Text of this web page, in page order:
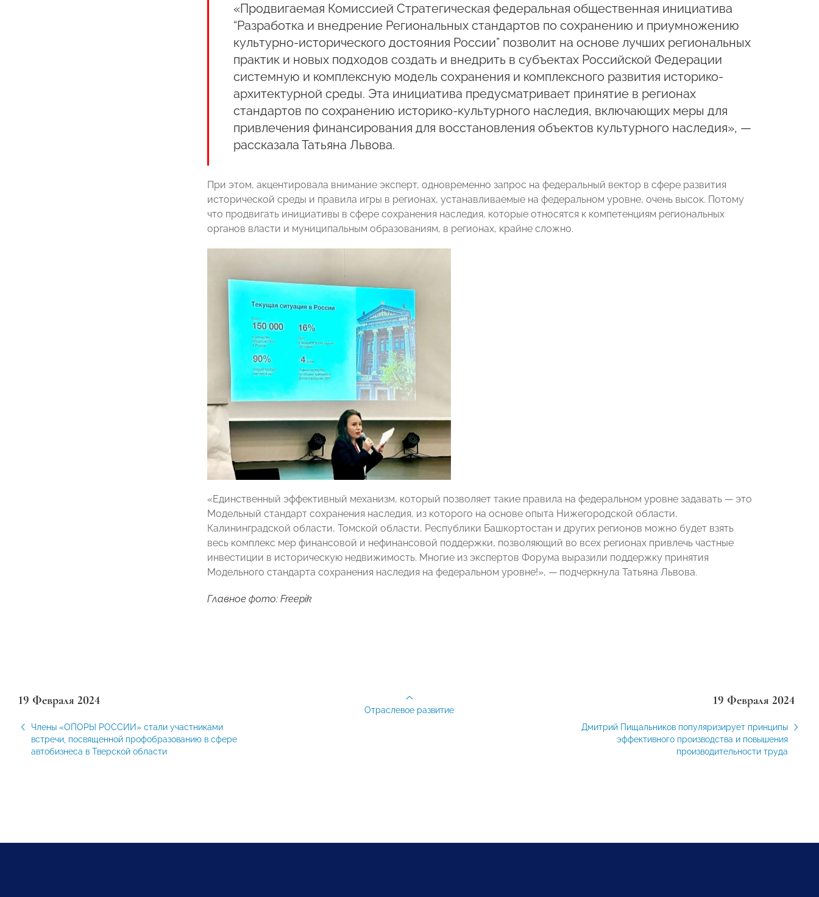
«Продвигаемая Комиссией Стратегическая федеральная общественная инициатива
“Разработка и внедрение Региональных стандартов по сохранению и приумножению
культурно-исторического достояния России” позволит на основе лучших региональных
практик и новых подходов создать и внедрить в субъектах Российской Федерации
системную и комплексную модель сохранения и комплексного развития историко-
архитектурной среды. Эта инициатива предусматривает принятие в регионах
стандартов по сохранению историко-культурного наследия, включающих меры для
привлечения финансирования для восстановления объектов культурного наследия», —
рассказала Татьяна Львова.
При этом, акцентировала внимание эксперт, одновременно запрос на федеральный вектор в сфере развития
исторической среды и правила игры в регионах, устанавливаемые на федеральном уровне, очень высок. Потому
что продвигать инициативы в сфере сохранения наследия, которые относятся к компетенциям региональных
органов власти и муниципальным образованиям, в регионах, крайне сложно.
«Единственный эффективный механизм, который позволяет такие правила на федеральном уровне задавать — это
Модельный стандарт сохранения наследия, из которого на основе опыта Нижегородской области,
Калининградской области, Томской области, Республики Башкортостан и других регионов можно будет взять
весь комплекс мер финансовой и нефинансовой поддержки, позволяющий во всех регионах привлечь частные
инвестиции в историческую недвижимость. Многие из экспертов Форума выразили поддержку принятия
Модельного стандарта сохранения наследия на федеральном уровне!», — подчеркнула Татьяна Львова.
Главное фото: Freepik
19 Февраля 2024
Члены «ОПОРЫ РОССИИ» стали участниками
встречи, посвященной профобразованию в сфере
автобизнеса в Тверской области
19 Февраля 2024
Дмитрий Пищальников популяризирует принципы
эффективного производства и повышения
производительности труда
Отраслевое развитие